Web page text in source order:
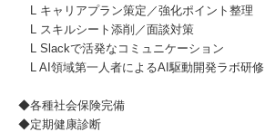
L キャリアプラン策定／強化ポイント整理
L スキルシート添削／面談対策
L Slackで活発なコミュニケーション
L AI領域第一人者によるAI駆動開発ラボ研修
◆各種社会保険完備
◆定期健康診断